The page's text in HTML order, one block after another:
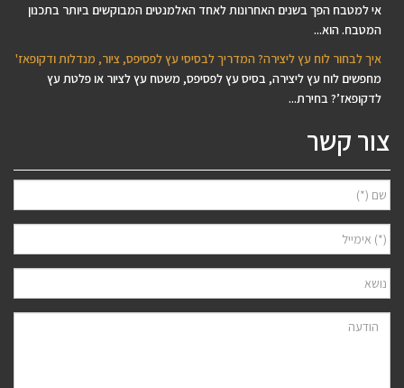
אי למטבח הפך בשנים האחרונות לאחד האלמנטים המבוקשים ביותר בתכנון
המטבח. הוא...
איך לבחור לוח עץ ליצירה? המדריך לבסיסי עץ לפסיפס, ציור, מנדלות ודקופאז'
מחפשים לוח עץ ליצירה, בסיס עץ לפסיפס, משטח עץ לציור או פלטת עץ
לדקופאז’? בחירת...
צור קשר